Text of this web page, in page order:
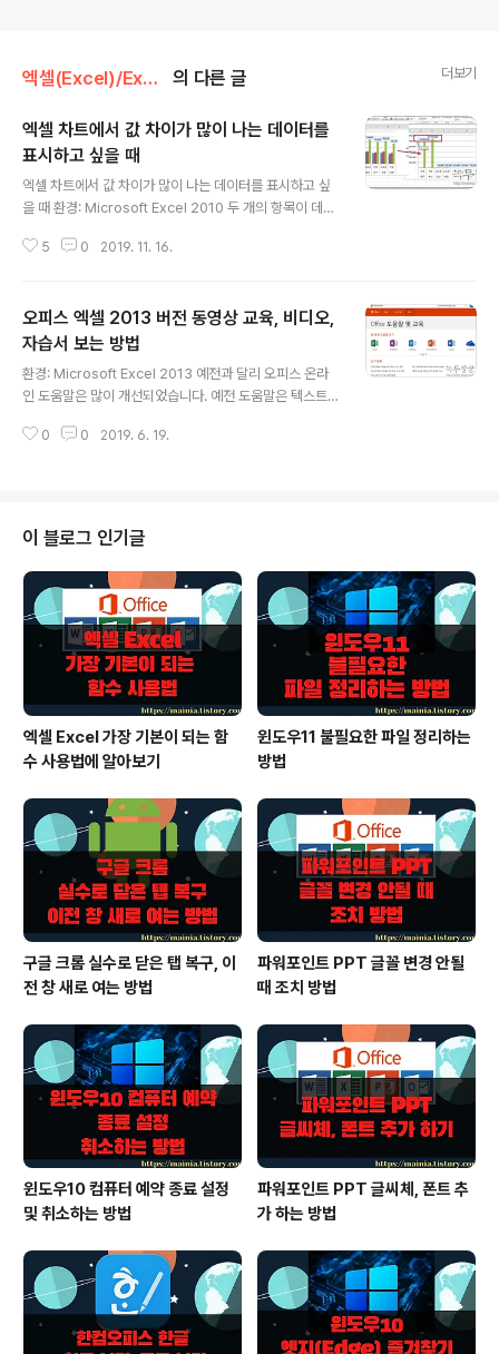
엑셀(Excel)/Excel 의 다른 글 더보기
엑셀 차트에서 값 차이가 많이 나는 데이터를
표시하고 싶을 때
엑셀 차트에서 값 차이가 많이 나는 데이터를 표시하고 싶
을 때 환경: Microsoft Excel 2010 두 개의 항목이 데이
다. 축은 하나이기 때문에 높은 값을 맞추다. 보면 낮은 값
습니다. ▼ 아래 그림은 두 데이터의 값 차이가 크게 나면
차트에서 어떻게 표현되는지 보여 주고 있습니다. 작은 값
은 바닥을 기고 있네요. 아예 보이지 않습니다. 이때 해결
방법은 축을 하나 더 만들어서 양쪽에 배치 하는 것이죠.
터의 축을 오른쪽에 만들기 위해 바를 선택합니다. 그리고
5 0 2019. 11. 16.
오피스 엑셀 2013 버전 동영상 교육, 비디오,
자습서 보는 방법
환경: Microsoft Excel 2013 예전과 달리 오피스 온라
인 도움말은 많이 개선되었습니다. 예전 도움말은 텍스트
지와 동영상으로 자습서를 만들어 도움을 주고 있습니다.
오피스 도움말과 교육 컨텐츠가 있는 사이트로 접속합니
다. 이 사이트는 마이크로소프트에 회원 가입을 하고 계정
로그인이 되어 있어야 이용할 수 있습니다. 메인 페이지에
있는 오피스 제품군 중에서 하나를 선택합니다. https://s
upport.office.com/ko-kr/home/ ▼ 상세 페이지에는
가장 ..
0 0 2019. 6. 19.
이 블로그 인기글
엑셀 Excel 가장 기본이 되는 함
수 사용법에 알아보기
윈도우11 불필요한 파일 정리하는
방법
구글 크롬 실수로 닫은 탭 복구, 이
전 창 새로 여는 방법
파워포인트 PPT 글꼴 변경 안될
때 조치 방법
윈도우10 컴퓨터 예약 종료 설정
및 취소하는 방법
파워포인트 PPT 글씨체, 폰트 추
가 하는 방법